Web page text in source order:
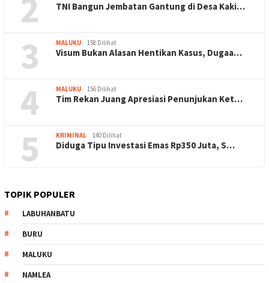
2 TNI Bangun Jembatan Gantung di Desa Kaki…
3 MALUKU 158 Dilihat
Visum Bukan Alasan Hentikan Kasus, Dugaa…
4 MALUKU 156 Dilihat
Tim Rekan Juang Apresiasi Penunjukan Ket…
5 KRIMINAL 140 Dilihat
Diduga Tipu Investasi Emas Rp350 Juta, S…
TOPIK POPULER
LABUHANBATU
BURU
MALUKU
NAMLEA